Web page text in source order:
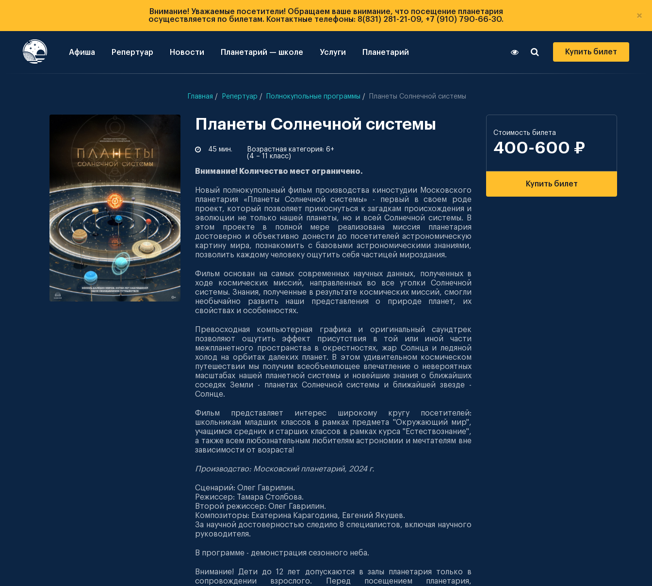
Внимание! Уважаемые посетители! Обращаем ваше внимание, что посещение планетария
осуществляется по билетам. Контактные телефоны: 8(831) 281-21-09, +7 (910) 790-66-30.
×
Афиша Репертуар Новости Планетарий — школе Услуги Планетарий Купить билет
Главная Репертуар Полнокупольные программы Планеты Солнечной системы
Планеты Солнечной системы
45 мин.
Возрастная категория: 6+
(4 – 11 класс)
Внимание! Количество мест ограничено.
Новый полнокупольный фильм производства киностудии Московского
планетария «Планеты Солнечной системы» - первый в своем роде
проект, который позволяет прикоснуться к загадкам происхождения и
эволюции не только нашей планеты, но и всей Солнечной системы. В
этом проекте в полной мере реализована миссия планетария
достоверно и объективно донести до посетителей астрономическую
картину мира, познакомить с базовыми астрономическими знаниями,
позволить каждому человеку ощутить себя частицей мироздания.
Фильм основан на самых современных научных данных, полученных в
ходе космических миссий, направленных во все уголки Солнечной
системы. Знания, полученные в результате космических миссий, смогли
необычайно развить наши представления о природе планет, их
свойствах и особенностях.
Превосходная компьютерная графика и оригинальный саундтрек
позволяют ощутить эффект присутствия в той или иной части
межпланетного пространства в окрестностях, жар Солнца и ледяной
холод на орбитах далеких планет. В этом удивительном космическом
путешествии мы получим всеобъемлющее впечатление о невероятных
масштабах нашей планетной системы и новейшие знания о ближайших
соседях Земли - планетах Солнечной системы и ближайшей звезде -
Солнце.
Фильм представляет интерес широкому кругу посетителей:
школьникам младших классов в рамках предмета "Окружающий мир",
учащимся средних и старших классов в рамках курса "Естествознание",
а также всем любознательным любителям астрономии и мечтателям вне
зависимости от возраста!
Производство: Московский планетарий, 2024 г.
Сценарий: Олег Гаврилин.
Режиссер: Тамара Столбова.
Второй режиссер: Олег Гаврилин.
Композиторы: Екатерина Карагодина, Евгений Якушев.
За научной достоверностью следило 8 специалистов, включая научного
руководителя.
В программе - демонстрация сезонного неба.
Внимание! Дети до 12 лет допускаются в залы планетария только в
сопровождении взрослого. Перед посещением планетария,
Стоимость билета
400-600 ₽
Купить билет